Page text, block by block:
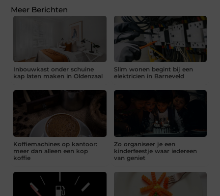
Meer Berichten
Inbouwkast onder schuine
kap laten maken in Oldenzaal
Slim wonen begint bij een
elektricien in Barneveld
Koffiemachines op kantoor:
meer dan alleen een kop
koffie
Zo organiseer je een
kinderfeestje waar iedereen
van geniet